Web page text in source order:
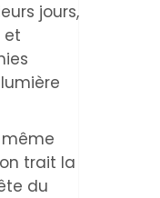
jours,
et
même
trait la
du